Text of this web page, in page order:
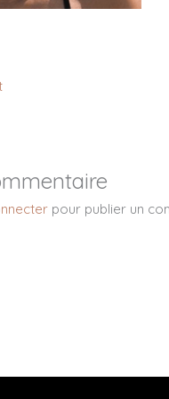
pour publier un